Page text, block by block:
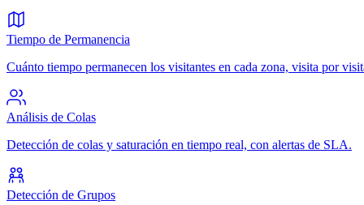
Tiempo de Permanencia
Cuánto tiempo permanecen los visitantes en cada zona, visita por
Análisis de Colas
Detección de colas y saturación en tiempo real, con alertas de SLA.
Detección de Grupos